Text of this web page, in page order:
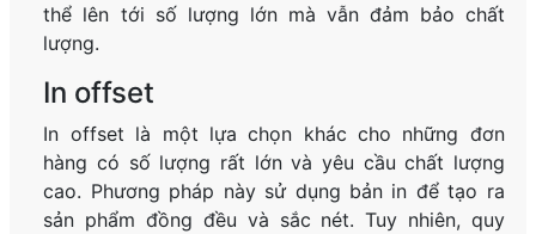
thể lên tới số lượng lớn mà vẫn đảm bảo chất
lượng.
In offset
In offset là một lựa chọn khác cho những đơn
hàng có số lượng rất lớn và yêu cầu chất lượng
cao. Phương pháp này sử dụng bản in để tạo ra
sản phẩm đồng đều và sắc nét. Tuy nhiên, quy